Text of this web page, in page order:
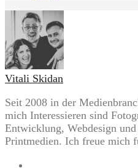
Vitali Skidan
Seit 2008 in der
mich Interessieren sind
Entwicklung, Webdesign
Printmedien. Ich freue mich